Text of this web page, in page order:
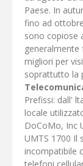
Paese. In
fino ad
sono copiose
migliori per
soprattutto la
Prefissi: dall'
locale
DoCoMo, Inc
UMTS 1700 Il
incompatibile